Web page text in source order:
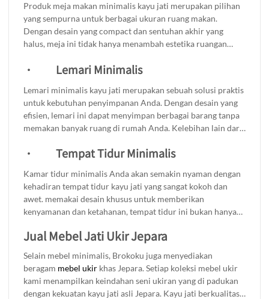
untuk menciptakan suasana yang harmonis. Kursi tamu
minimalis ini adalah investasi yang baik untuk
mempercantik rumah Anda, memberikan kesan hangat dan
mengundang bagi setiap tamu yang datang.
Produk meja makan minimalis kayu jati merupakan pilihan
yang sempurna untuk berbagai ukuran ruang makan.
Dengan desain yang compact dan sentuhan akhir yang
halus, meja ini tidak hanya menambah estetika ruangan
makan ini di rancang untuk menciptakan suasana yang
teman. Apakah Anda memiliki ruang makan kecil atau luas,
meja ini akan menjadi pilihan yang ideal. Dengan kualitas
kayu jati yang tahan lama, meja ini siap menemani setiap
momen makan Anda.
· Lemari Minimalis
Lemari minimalis kayu jati merupakan sebuah solusi praktis
untuk kebutuhan penyimpanan Anda. Dengan desain yang
efisien, lemari ini dapat menyimpan berbagai barang tanpa
memakan banyak ruang di rumah Anda. Kelebihan lain dari
hanya menjamin ketahanan dan keawetan produk, tetapi
cocok untuk berbagai gaya interior, menambah sentuhan
alami sekaligus fungsionalitas. Apakah Anda mencari
tempat untuk menyimpan pakaian, buku, atau barang-
barang lainnya, lemari minimalis ini akan memenuhi semua
kebutuhan penyimpanan Anda.
· Tempat Tidur Minimalis
Kamar tidur minimalis Anda akan semakin nyaman dengan
kehadiran tempat tidur kayu jati yang sangat kokoh dan
awet. memakai desain khusus untuk memberikan
kenyamanan dan ketahanan, tempat tidur ini bukan hanya
elemen penting yang menambah keindahan ruang tidur
ini menciptakan suasana tidur yang tenang dan nyaman,
membuat Anda lebih mudah beristirahat setelah hari yang
panjang.
Jual Mebel Jati Ukir Jepara
Selain mebel minimalis, Brokoku juga menyediakan
beragam mebel ukir khas Jepara. Setiap koleksi mebel ukir
kami menampilkan keindahan seni ukiran yang di padukan
dengan kekuatan kayu jati asli Jepara. Kayu jati berkualitas